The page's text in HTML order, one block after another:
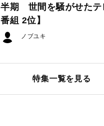
半期 世間を騒がせたテ
番組 2位】
ノブユキ
特集一覧を見る